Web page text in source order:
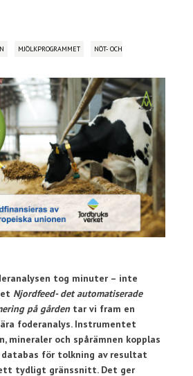
MJÖLKPROGRAMMET
NÖT- OCH
tog minuter – inte
Njordfeed- det automatiserade
på gårdentar vi fram en
foderanalys. Instrumentet
mineraler och spårämnen kopplas
för tolkning av resultat
tydligt gränssnitt. Det ger